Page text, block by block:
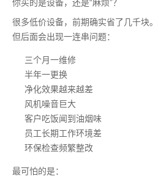
你买的是设备，还是“麻烦”？
很多低价设备，前期确实省了几千块。
但后面会出现一连串问题：
三个月一维修
半年一更换
净化效果越来越差
风机噪音巨大
客户吃饭闻到油烟味
员工长期工作环境差
环保检查频繁整改
最可怕的是：